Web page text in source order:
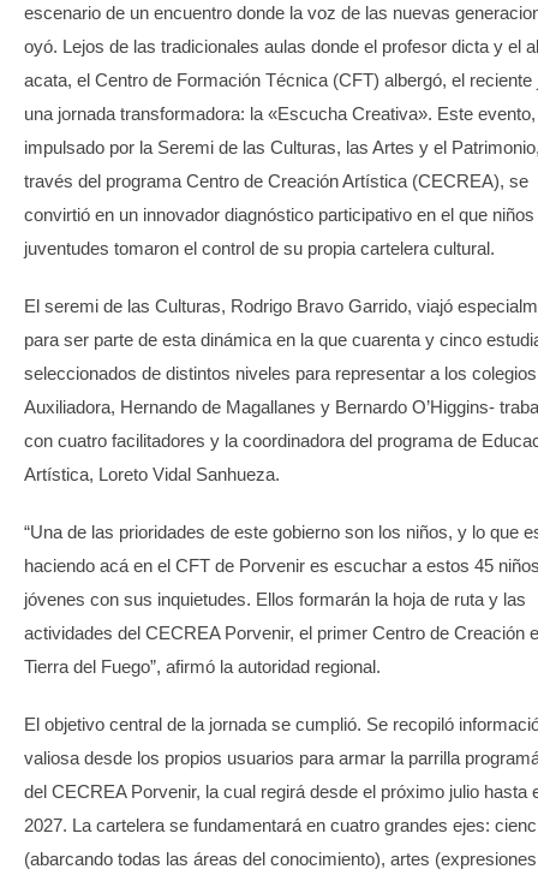
escenario de un encuentro donde la voz de las nuevas
oyó. Lejos de las tradicionales aulas donde el profesor dicta y el
acata, el Centro de Formación Técnica (CFT) albergó, el reciente
una jornada transformadora: la «Escucha Creativa». Este evento,
impulsado por la Seremi de las Culturas, las Artes y el
través del programa Centro de Creación Artística (CECREA), se
convirtió en un innovador diagnóstico participativo en el que
juventudes tomaron el control de su propia cartelera cultural.
El seremi de las Culturas, Rodrigo Bravo Garrido, viajó
para ser parte de esta dinámica en la que cuarenta y cinco
seleccionados de distintos niveles para representar a los
Auxiliadora, Hernando de Magallanes y Bernardo O’Higgins-
con cuatro facilitadores y la coordinadora del programa de
Artística, Loreto Vidal Sanhueza.
“Una de las prioridades de este gobierno son los niños, y lo que
haciendo acá en el CFT de Porvenir es escuchar a estos 45
jóvenes con sus inquietudes. Ellos formarán la hoja de ruta y las
actividades del CECREA Porvenir, el primer Centro de Creación
Tierra del Fuego”, afirmó la autoridad regional.
El objetivo central de la jornada se cumplió. Se recopiló
valiosa desde los propios usuarios para armar la parrilla
del CECREA Porvenir, la cual regirá desde el próximo julio hasta
2027. La cartelera se fundamentará en cuatro grandes ejes:
(abarcando todas las áreas del conocimiento), artes